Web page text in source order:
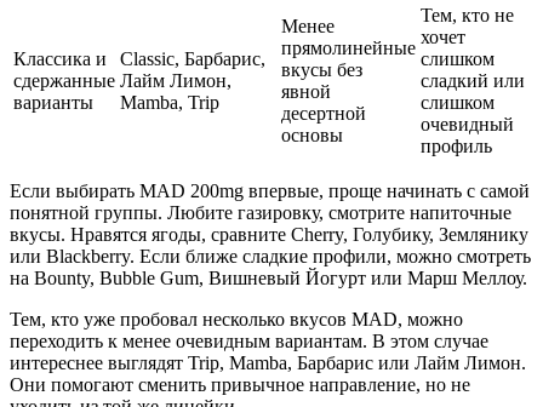
Классика и
сдержанные
варианты
Classic, Барбарис,
Лайм Лимон,
Mamba, Trip
Менее
прямолинейные
вкусы без
явной
десертной
основы
Тем, кто не
хочет
слишком
сладкий или
слишком
очевидный
профиль
Если выбирать MAD 200mg впервые, проще начинать с самой
понятной группы. Любите газировку, смотрите напиточные
вкусы. Нравятся ягоды, сравните Cherry, Голубику, Землянику
или Blackberry. Если ближе сладкие профили, можно смотреть
на Bounty, Bubble Gum, Вишневый Йогурт или Марш Меллоу.
Тем, кто уже пробовал несколько вкусов MAD, можно
переходить к менее очевидным вариантам. В этом случае
интереснее выглядят Trip, Mamba, Барбарис или Лайм Лимон.
Они помогают сменить привычное направление, но не